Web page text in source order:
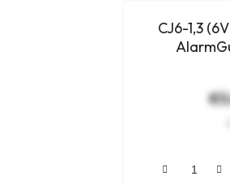
CJ6-1,3